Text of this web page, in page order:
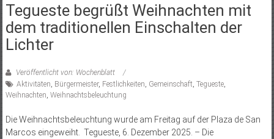
Tegueste begrüßt Weihnachten mit
dem traditionellen Einschalten der
Lichter
Veröffentlicht von: Wochenblatt
Aktivitäten, Bürgermeister, Festlichkeiten, Gemeinschaft, Tegueste,
Weihnachten, Weihnachtsbeleuchtung
Die Weihnachtsbeleuchtung wurde am Freitag auf der Plaza de San
Marcos eingeweiht. Tegueste, 6. Dezember 2025. – Die